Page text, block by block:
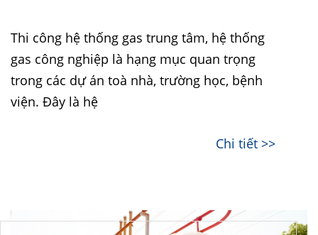
Thi công hệ thống gas trung tâm, hệ thống
gas công nghiệp là hạng mục quan trọng
trong các dự án toà nhà, trường học, bệnh
viện. Đây là hệ
Chi tiết >>